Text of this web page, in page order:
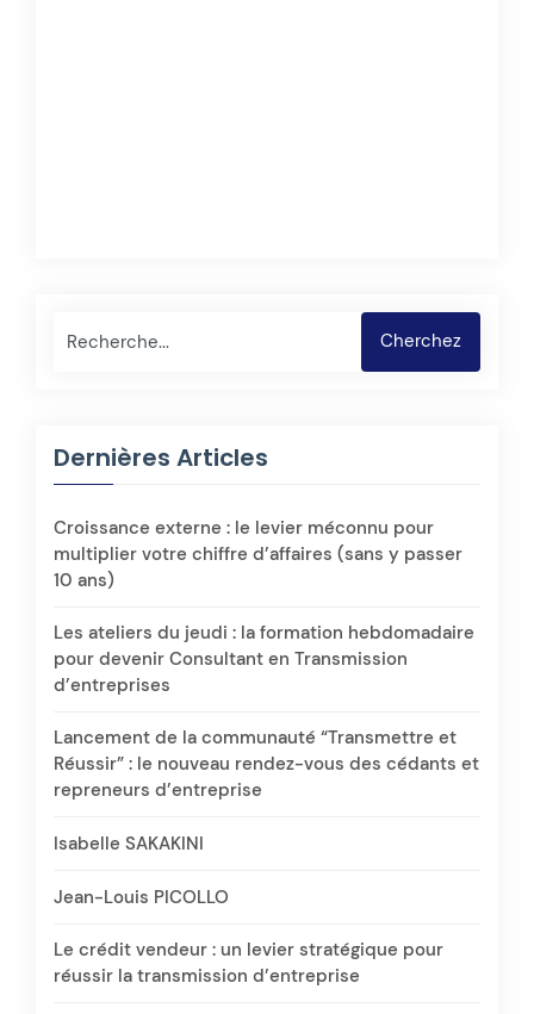
Rechercher Cherchez
Dernières Articles
Croissance externe : le levier méconnu pour
multiplier votre chiffre d’affaires (sans y passer
10 ans)
Les ateliers du jeudi : la formation hebdomadaire
pour devenir Consultant en Transmission
d’entreprises
Lancement de la communauté “Transmettre et
Réussir” : le nouveau rendez-vous des cédants et
repreneurs d’entreprise
Isabelle SAKAKINI
Jean-Louis PICOLLO
Le crédit vendeur : un levier stratégique pour
réussir la transmission d’entreprise